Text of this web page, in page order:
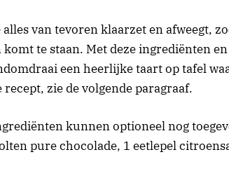
van tevoren klaarzet en afweegt,
te staan. Met deze ingrediënten
een heerlijke taart op tafel
zie de volgende paragraaf.
kunnen optioneel nog
pure chocolade, 1 eetlepel